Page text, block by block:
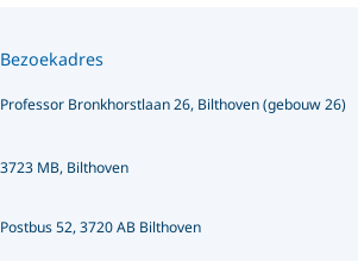
Bezoekadres
Professor Bronkhorstlaan 26, Bilthoven (gebouw 26)
3723 MB, Bilthoven
Postbus 52, 3720 AB Bilthoven